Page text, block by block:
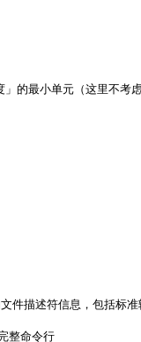
的最小单元（这里不考
件描述符信息，包括标
命令行